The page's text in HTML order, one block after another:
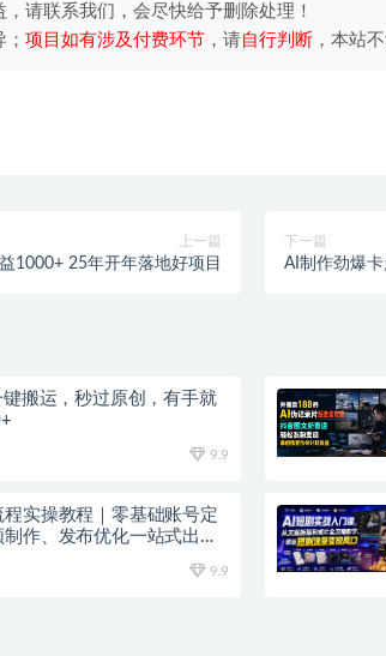
请联系我们，会尽快给予删除处理！
项目如有涉及付费环节 ，请自行判断 ，本站
上一篇
1000+ 25年开年落地好项目
下一篇
AI制作劲爆
搬运，秒过原创，有手就
9.9
实操教程｜零基础账号定
作、发布优化一站式出单
9.9